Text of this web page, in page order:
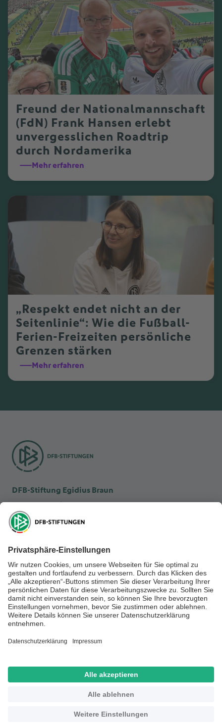
Freund der Nationalmannschaft
(FdN) Frank Hansen erlebt
unvergesslichen Roadtrip
durch Nordamerika
Mehr erfahren
„Respekt endet nicht an der
Seitenlinie“: Wie die Fußball-
Ferien-Freizeiten persönliche
Grenzen stärken
Mehr erfahren
DFB-Stiftung Egidius Braun
DFB-Stiftung Sepp Herberger
NEWSLETTER ABONNIEREN
Anmelden
Datenschutz